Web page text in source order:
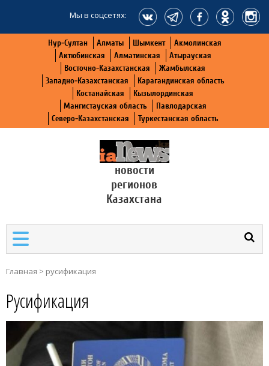
Мы в соцсетях:
Нур-Султан Алматы Шымкент
Акмолинская
Актюбинская
Алматинская
Атырауская
Восточно-Казахстанская
Жамбылская
Западно-Казахстанская
Карагандинская область
Костанайская
Кызылординская
Мангистауская область
Павлодарская
Северо-Казахстанская
Туркестанская область
новости
регионов
Казахстана
Главная > русификация
Русификация